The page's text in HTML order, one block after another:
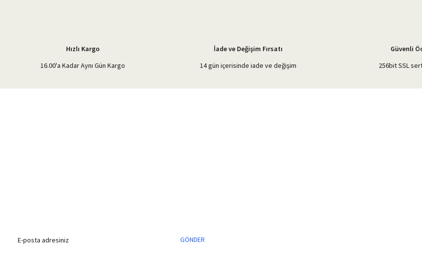
Hızlı Kargo
16.00'a Kadar Aynı Gün Kargo
İade ve Değişim Fırsatı
14 gün içerisinde iade ve değişim
Güvenli
256bit SSL
GÖNDER